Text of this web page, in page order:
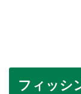
フィッシ